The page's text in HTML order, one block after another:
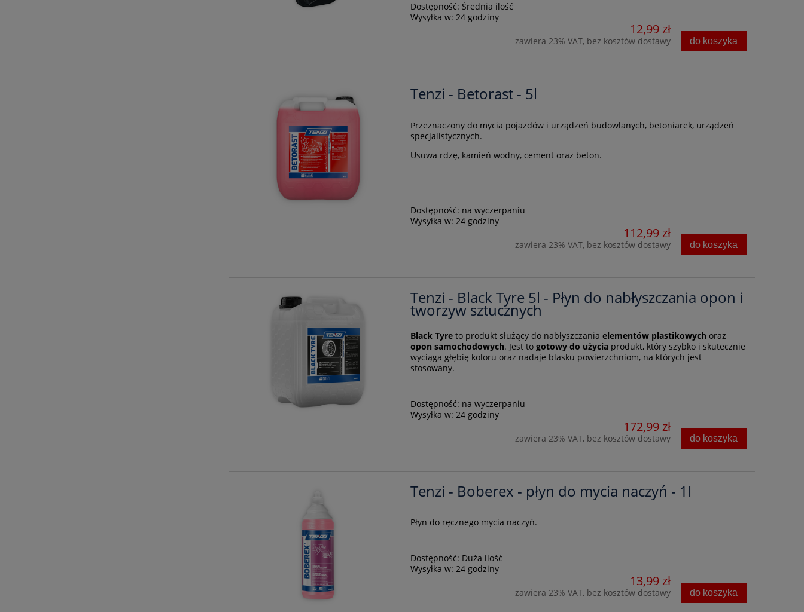
Dostępność: Średnia ilość
Wysyłka w: 24 godziny
12,99 zł
zawiera 23% VAT, bez kosztów dostawy do koszyka
Tenzi - Betorast - 5l
Przeznaczony do mycia pojazdów i urządzeń budowlanych, betoniarek, urządzeń
specjalistycznych.
Usuwa rdzę, kamień wodny, cement oraz beton.
Dostępność: na wyczerpaniu
Wysyłka w: 24 godziny
112,99 zł
zawiera 23% VAT, bez kosztów dostawy do koszyka
Tenzi - Black Tyre 5l - Płyn do nabłyszczania opon i
tworzyw sztucznych
Black Tyre to produkt służący do nabłyszczaniaelementów plastikowych oraz
opon samochodowych. Jest togotowy do użycia produkt, który szybko i skutecznie
wyciąga głębię koloru oraz nadaje blasku powierzchniom, na których jest
stosowany.
Dostępność: na wyczerpaniu
Wysyłka w: 24 godziny
172,99 zł
zawiera 23% VAT, bez kosztów dostawy do koszyka
Tenzi - Boberex - płyn do mycia naczyń - 1l
Płyn do ręcznego mycia naczyń.
Dostępność: Duża ilość
Wysyłka w: 24 godziny
13,99 zł
zawiera 23% VAT, bez kosztów dostawy do koszyka